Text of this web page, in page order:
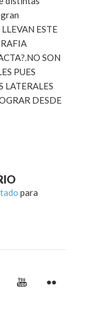
ESTE
SON
PUES
LATERALES
DESDE
para